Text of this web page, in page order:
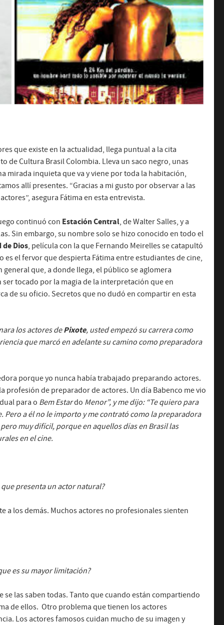
que existe en la actualidad, llega puntual a la cita
de Cultura Brasil Colombia. Lleva un saco negro, unas
mirada inquieta que va y viene por toda la habitación,
allí presentes. “Gracias a mi gusto por observar a las
asegura Fátima en esta entrevista.
continuó con Estación Central, de Walter Salles, y a
Sin embargo, su nombre solo se hizo conocido en todo el
de Dios, película con la que Fernando Meirelles se catapultó
el fervor que despierta Fátima entre estudiantes de cine,
que, a donde llega, el público se aglomera
tocado por la magia de la interpretación que en
de su oficio. Secretos que no dudó en compartir en esta
los actores dePixote, usted empezó su carrera como
que marcó en adelante su camino como preparadora
porque yo nunca había trabajado preparando actores.
profesión de preparador de actores. Un día Babenco me vio
para o Bem Estardo Menor”, y me dijo: “Te quiero para
Pero a él no le importo y me contrató como la preparadora
muy difícil, porque en aquellos días en Brasil las
en el cine.
presenta un actor natural?
a los demás. Muchos actores no profesionales sienten
es su mayor limitación?
las saben todas. Tanto que cuando están compartiendo
de ellos. Otro problema que tienen los actores
Los actores famosos cuidan mucho de su imagen y